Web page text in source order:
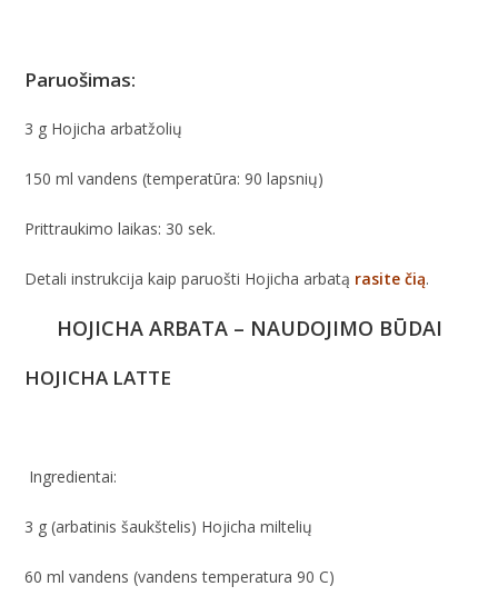
Paruošimas:
3 g Hojicha arbatžolių
150 ml vandens (temperatūra: 90 lapsnių)
Prittraukimo laikas: 30 sek.
Detali instrukcija kaip paruošti Hojicha arbatą rasite čią.
HOJICHA ARBATA – NAUDOJIMO BŪDAI
HOJICHA LATTE
Ingredientai:
3 g (arbatinis šaukštelis) Hojicha miltelių
60 ml vandens (vandens temperatura 90 C)